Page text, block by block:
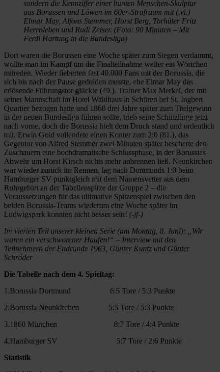
sondern die Kennziffer einer bunten Menschen-Skulptur
aus Borussen und Löwen im 60er-Strafraum mit (.vl.)
Elmar May, Alfons Stemmer, Horst Berg, Torhüter Fritz
Herrnleben und Rudi Zeiser. (Foto: 90 Minuten – Mit
Ferdi Hartung in die Bundesliga)
Dort waren die Borussen eine Woche später zum Siegen verdammt,
wollte man im Kampf um die Finalteilnahme weiter ein Wörtchen
mitreden. Wieder fieberten fast 40.000 Fans mit der Borussia, die
sich bis nach der Pause gedulden musste, ehe Elmar May das
erlösende Führungstor glückte (49.). Trainer Max Merkel, der mit
seiner Mannschaft im Hotel Waldhaus in Schüren bei St. Ingbert
Quartier bezogen hatte und 1860 drei Jahre später zum Titelgewinn
in der neuen Bundesliga führen sollte, trieb seine Schützlinge jetzt
nach vorne, doch die Borussia hielt dem Druck stand und ordentlich
mit. Erwin Gold vollendete einen Konter zum 2:0 (81.), das
Gegentor von Alfred Stemmer zwei Minuten später bescherte den
Zuschauern eine hochdramatische Schlussphase, in der Borussias
Abwehr um Horst Kirsch nichts mehr anbrennen ließ. Neunkirchen
war wieder zurück im Rennen, lag nach Dortmunds 1:0 beim
Hamburger SV punktgleich mit dem Namensvetter aus dem
Ruhrgebiet an der Tabellenspitze der Gruppe 2 – die
Voraussetzungen für das ultimative Spitzenspiel zwischen den
beiden Borussia-Teams wiederum eine Woche später im
Ludwigspark konnten nicht besser sein! (-jf-)
Im vierten Teil unserer kleinen Serie (am Montag, 8. Juni): „Wir
waren ein verschworener Haufen!“ – Interview mit den
Teilnehmern der Endrunde 1963, Günter Kuntz und Günter
Schröder
Die Tabelle nach dem 4. Spieltag:
1.Borussia Dortmund 6:5 Tore / 5:3 Punkte
2.Borussia Neunkirchen 5:5 Tore / 5:3 Punkte
3.1860 München 8:7 Tore / 4:4 Punkte
4.Hamburger SV 5:7 Tore / 2:6 Punkte
Statistik